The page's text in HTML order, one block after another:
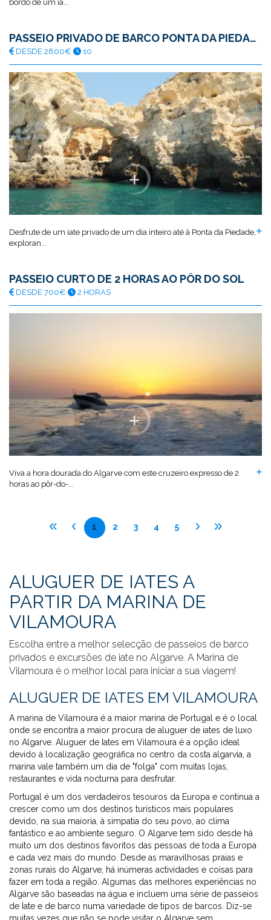
bordo de um ia...
PASSEIO PRIVADO DE BARCO PONTA DA PIEDADE
DESDE 2800€ 10
Desfrute de um iate privado de um dia inteiro até à Ponta da Piedade,
exploran...
PASSEIO CURTO DE 2 HORAS AO PÔR DO SOL
DESDE 700€ 2 HORAS
Viva a hora dourada do Algarve com este cruzeiro expresso de 2
horas ao pôr-do-...
1 2 3 4 5
ALUGUER DE IATES A
PARTIR DA MARINA DE
VILAMOURA
Escolha entre a melhor selecção de passeios de barco
privados e excursões de iate no Algarve. A Marina de
Vilamoura é o melhor local para iniciar a sua viagem!
ALUGUER DE IATES EM VILAMOURA
A marina de Vilamoura é a maior marina de Portugal e é o local
onde se encontra a maior procura de aluguer de iates de luxo
no Algarve. Aluguer de Iates em Vilamoura é a opção ideal
devido à localização geográfica no centro da costa algarvia, a
marina vale também um dia de "folga" com muitas lojas,
restaurantes e vida nocturna para desfrutar.
Portugal é um dos verdadeiros tesouros da Europa e continua a
crescer como um dos destinos turísticos mais populares
devido, na sua maioria, à simpatia do seu povo, ao clima
fantástico e ao ambiente seguro. O Algarve tem sido desde há
muito um dos destinos favoritos das pessoas de toda a Europa
e cada vez mais do mundo. Desde as maravilhosas praias e
zonas rurais do Algarve, há inúmeras actividades e coisas para
fazer em toda a região. Algumas das melhores experiências no
Algarve são baseadas na água e incluem uma série de passeios
de Iate e de barco numa variedade de tipos de barcos. Diz-se